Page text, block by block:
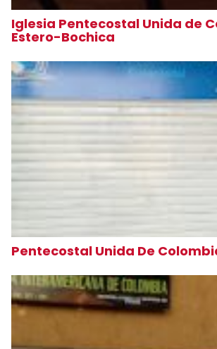
Iglesia Pentecostal Unida de
Estero-Bochica
Pentecostal Unida De